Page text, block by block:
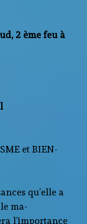
2 ème feu à
et BIEN-
qu’elle a
ma-
l’importance